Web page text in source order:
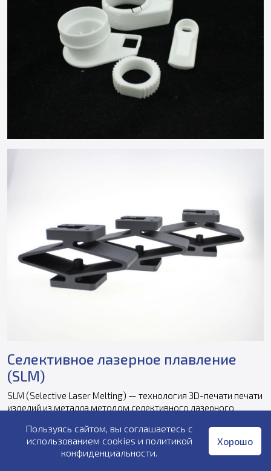
Селективное лазерное плавление
(SLM)
SLM (Selective Laser Melting) — технология 3D-печати печати
изделий из металла методом селективного лазерного
который под воздействием лазера расплавляется до
однородной массы.
Пользуясь сайтом, вы соглашаетесь с
использованием cookies и политикой
конфиденциальности.
Хорошо